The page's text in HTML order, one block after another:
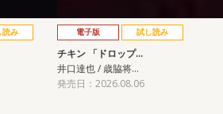
読み 電子版 試し読み
チキン 「ドロップ…
井口達也 / 歳脇将…
発売日：2026.08.06